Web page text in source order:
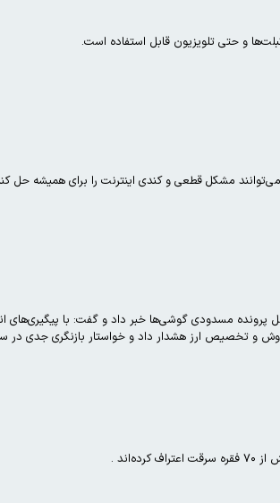
پرونده مسدودی گوشی‌ها خبر داد و گفت: با پیگیری‌های
و تخصیص ارز هشدار داد و خواستار بازنگری جدی
.